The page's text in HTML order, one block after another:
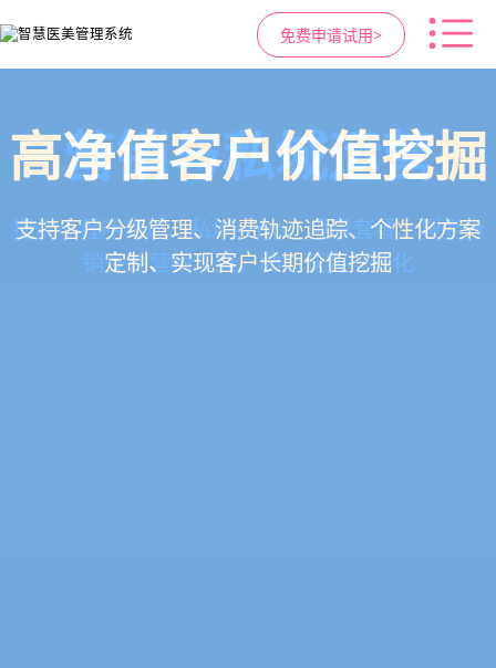
免费申请试用>
智慧医美管理系统
一站式解决医美机构预约、咨询、手术安排、会
员管理、财务核算全流程管理
医疗资源调度管理
支持电子病历、医生排班、手术室管理、智能预
约分配，科学安排医疗资源
高净值客户价值挖掘
支持客户分级管理、消费轨迹追踪、个性化方案
定制、实现客户长期价值挖掘
营销与私域运营
提供小程序商城、私域scrm、项目套餐、裂变分
销多种营销工具，助力获客与转化